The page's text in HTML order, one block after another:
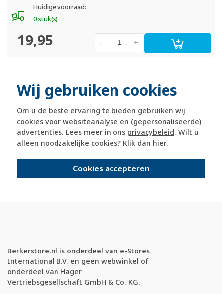
Wij gebruiken cookies
Om u de beste ervaring te bieden gebruiken wij
cookies voor websiteanalyse en (gepersonaliseerde)
advertenties. Lees meer in ons privacybeleid. Wilt u
alleen noodzakelijke cookies? Klik dan hier.
Cookies accepteren
Huidige voorraad:
0 stuk(s)
19,95 +
-
officiële Berker dealer
365 dagen retourrecht
veilig kopen met kopersbescherming
voor 21u besteld, morgen in huis*
Berkerstore.nl is onderdeel van e-Stores
International B.V. en geen webwinkel of
onderdeel van Hager
Vertriebsgesellschaft GmbH & Co. KG.